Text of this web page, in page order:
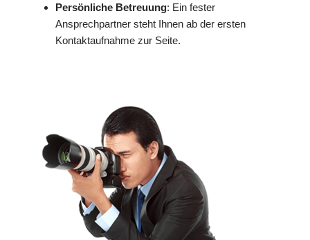
Persönliche Betreuung: Ein fester
Ansprechpartner steht Ihnen ab der ersten
Kontaktaufnahme zur Seite.